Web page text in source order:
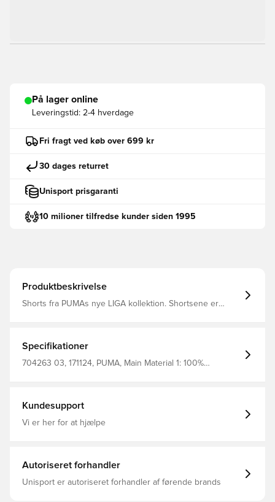
På lager online
Leveringstid: 2-4 hverdage
Fri fragt ved køb over 699 kr
30 dages returret
Unisport prisgaranti
10 milioner tilfredse kunder siden 1995
Produktbeskrivelse
Shorts fra PUMAs nye LIGA kollektion. Shortsene er
komfortabel. Shortsene er lavet med elastisk linning, med
indre snøresnor, så du kan få et behageligt og tæt fit
omkring livet. Derudover er der indershorts, lavet i et
Specifikationer
704263 03, 171124, PUMA, Main Material 1: 100%
Kundesupport
Vi er her for at hjælpe
Autoriseret forhandler
Unisport er autoriseret forhandler af førende brands